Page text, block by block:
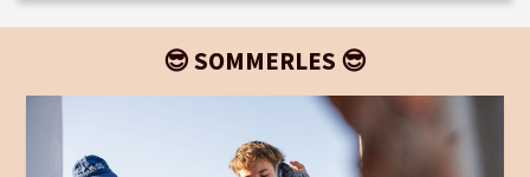
😎 SOMMERLES 😎